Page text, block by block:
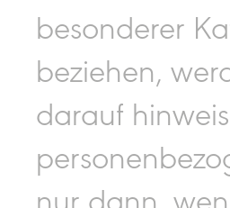
besonderer
beziehen,
darauf
nur dann,